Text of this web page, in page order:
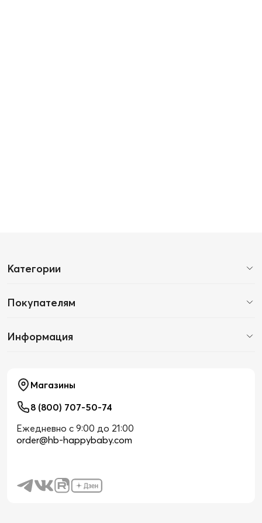
Категории
Покупателям
Информация
Магазины
8 (800) 707-50-74
Ежедневно с 9:00 до 21:00
order@hb-happybaby.com